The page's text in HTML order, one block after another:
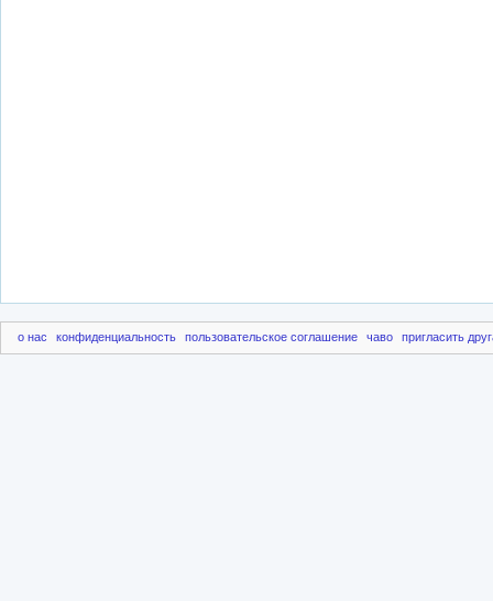
о нас конфиденциальность пользовательское соглашение чаво пригласить